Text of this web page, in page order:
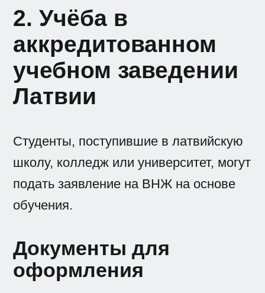
2. Учёба в
аккредитованном
учебном заведении
Латвии
Студенты, поступившие в латвийскую
школу, колледж или университет, могут
подать заявление на ВНЖ на основе
обучения.
Документы для
оформления